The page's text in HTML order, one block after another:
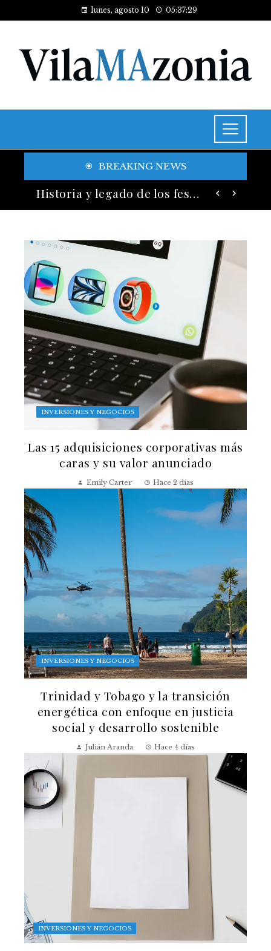
lunes, agosto 10 05:37:31
BREAKING NEWS
Historia y legado de los festivales de música más antiguos
INVERSIONES Y NEGOCIOS
Las 15 adquisiciones corporativas más
caras y su valor anunciado
Emily Carter Hace 2 días
INVERSIONES Y NEGOCIOS
Trinidad y Tobago y la transición
energética con enfoque en justicia
social y desarrollo sostenible
Julián Aranda Hace 4 días
INVERSIONES Y NEGOCIOS